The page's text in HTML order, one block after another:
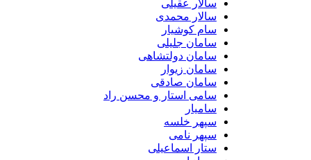
سالار عقیلی
سالار محمدی
سام کوشیار
سامان جلیلی
سامان دولتشاهی
سامان زیوار
سامان صادقی
سامی استار و محسن راد
سامیار
سپهر خلسه
سپهر نامی
ستار اسماعیلی